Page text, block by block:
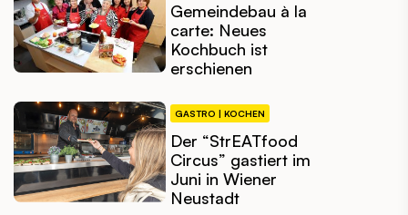
Gemeindebau à la
carte: Neues
Kochbuch ist
erschienen
GASTRO | KOCHEN
Der “StrEATfood
Circus” gastiert im
Juni in Wiener
Neustadt